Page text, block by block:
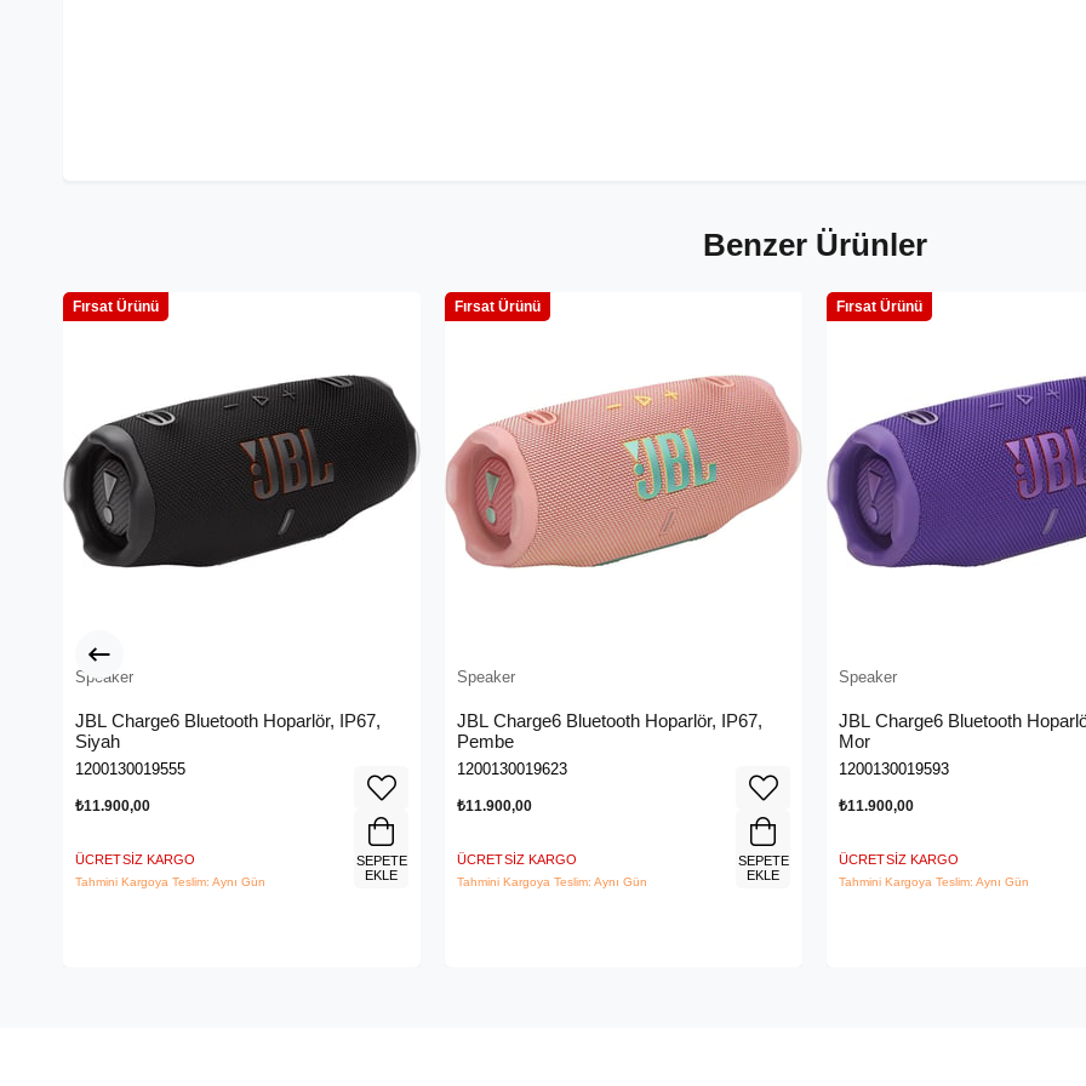
Benzer Ürünler
Speaker
JBL Charge6 Bluetooth Hoparlör, IP67,
Siyah
1200130019555
₺11.900,00
ÜCRETSIZ KARGO
Tahmini Kargoya Teslim: Aynı Gün
Fırsat Ürünü
SEPETE
EKLE
Speaker
JBL Charge6 Bluetooth Hoparlör, IP67,
Pembe
1200130019623
₺11.900,00
ÜCRETSIZ KARGO
Tahmini Kargoya Teslim: Aynı Gün
Fırsat Ürünü
SEPETE
EKLE
Speaker
JBL Charge6 Bluetooth
Mor
1200130019593
₺11.900,00
ÜCRETSIZ KARGO
Tahmini Kargoya Teslim: Aynı Gün
Fırsat Ürünü